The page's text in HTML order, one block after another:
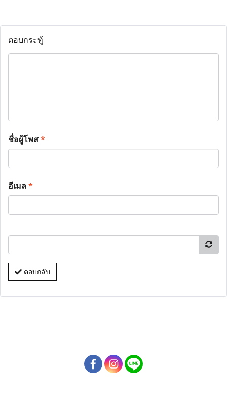
ตอบกระทู้
ชื่อผู้โพส*
อีเมล*
ตอบกลับ